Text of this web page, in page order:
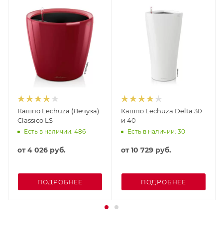
Кашпо Lechuza (Лечуза)
Classico LS
Есть в наличии: 486
от4 026 руб.
ПОДРОБНЕЕ
Кашпо Lechuza Delta 30
и 40
Есть в наличии: 30
от10 729 руб.
ПОДРОБНЕЕ